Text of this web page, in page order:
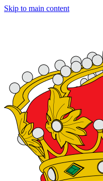
Skip to main content